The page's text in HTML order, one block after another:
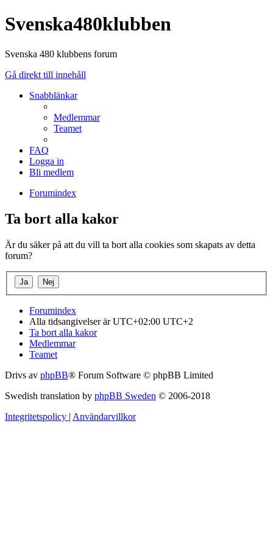
Svenska480klubben
Svenska 480 klubbens forum
Gå direkt till innehåll
Snabblänkar
Medlemmar
Teamet
FAQ
Logga in
Bli medlem
Forumindex
Ta bort alla kakor
Är du säker på att du vill ta bort alla cookies som skapats av detta
forum?
Forumindex
Alla tidsangivelser är UTC+02:00 UTC+2
Ta bort alla kakor
Medlemmar
Teamet
Drivs av phpBB® Forum Software © phpBB Limited
Swedish translation by phpBB Sweden © 2006-2018
Integritetspolicy | Användarvillkor